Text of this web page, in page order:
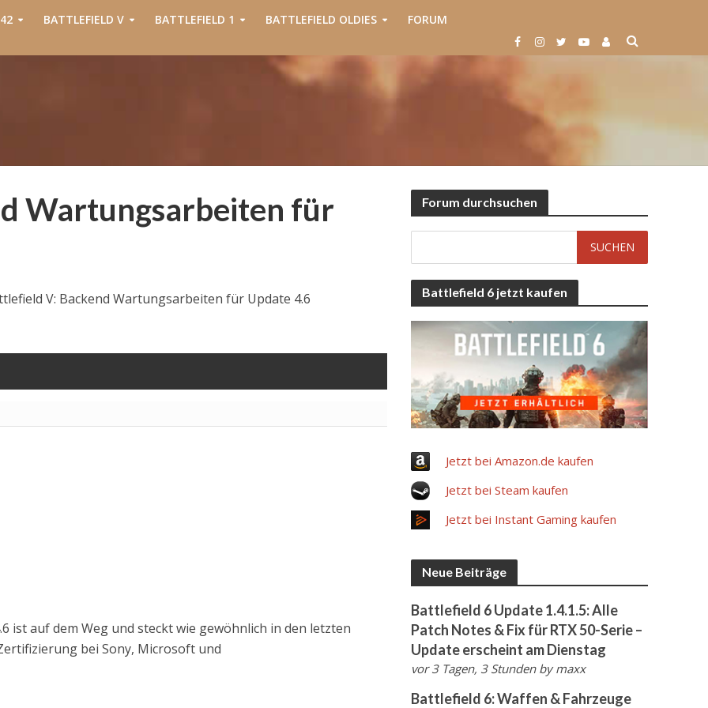
BATTLEFIELD V BATTLEFIELD 1 BATTLEFIELD OLDIES FORUM
Wartungsarbeiten für
V: Backend Wartungsarbeiten für Update 4.6
ist auf dem Weg und steckt wie gewöhnlich in den letzten
bei Sony, Microsoft und
Forum durchsuchen
Battlefield 6 jetzt kaufen
Jetzt bei Amazon.de kaufen
Jetzt bei Steam kaufen
Jetzt bei Instant Gaming kaufen
Neue Beiträge
Battlefield 6 Update 1.4.1.5: Alle
Patch Notes & Fix für RTX 50-Serie –
Update erscheint am Dienstag
vor 3 Tagen, 3 Stunden bymaxx
Battlefield 6: Waffen & Fahrzeuge